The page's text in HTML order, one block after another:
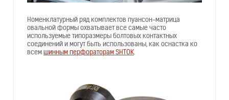
Номенклатурный ряд комплектов пуансон-матрица
овальной формы охватывает все самые часто
используемые типоразмеры болтовых контактных
соединений и могут быть использованы, как оснастка ко
всемшинным перфораторам SHTOK.